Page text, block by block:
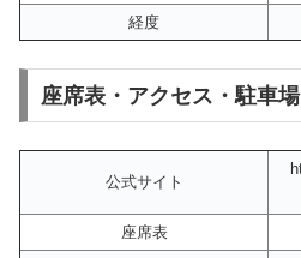
経度
座席表・アクセス・駐車場
公式サイト
座席表